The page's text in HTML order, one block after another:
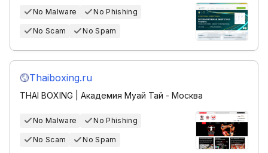
No Malware No Phishing
No Scam No Spam
Thaiboxing.ru
THAI BOXING | Академия Муай Тай - Москва
No Malware No Phishing
No Scam No Spam